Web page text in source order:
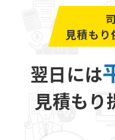
見積も
翌日には
見積もり